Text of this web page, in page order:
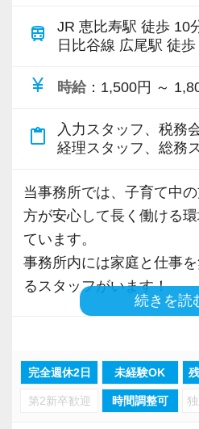
・若手を引っ張っていく
す】
代表が作業環境にも気を
入力もAI-OCRを使用して
ーレス化を進めています
LINEWORKS、クラウドサ
いるので効率よくストレ
せます。
ぜひ体験してください！
ます】
キャリアステップは等級
私達は「税務のプロフェ
様に寄り添う」ことが一
お客様から「こうしたい
きく力を発揮できる存在
いった私たちの姿勢がお
るからだと自負していま
今後もお客様に満足して
ルの向上を目指し、税務
を獲得していきます。
の道を私たちと一緒に歩
創業以来17年連続増収増
上、全国6拠点で安定的に
ビスで、中小企業の経営
新規顧問契約のお客様が
各オフィスに国税OB税理
で、税務調査にも精通して
税理士という仕事は不況
応、給付金のサポート、
ており、さらなるサービ
ています。
train
JR 恵比寿駅 徒歩 10
日比谷線 広尾駅 徒歩
currency_yen 時給 ：1,500円 ～
content_paste
入力スタッフ、税務
経理スタッフ、総務
当事務所では、子育て中
方が安心して長く働ける
ています。
事務所内には家庭と仕事
るスタッフがいます！
て、勤務日・勤務時間はで
します。
続きを読
完全週休2日 未経験OK
第2新卒歓迎 時間調整可